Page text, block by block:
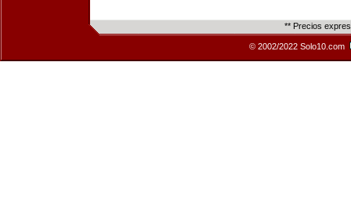
** Precios
© 2002/2022 Solo10.com